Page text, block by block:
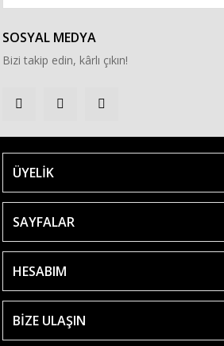
SOSYAL MEDYA
Bizi takip edin, kârlı çıkın!
ÜYELİK
SAYFALAR
HESABIM
BİZE ULAŞIN